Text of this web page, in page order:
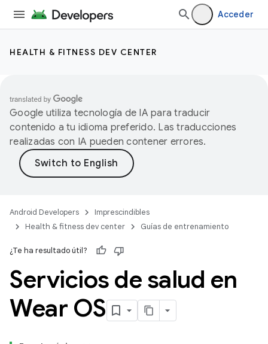
Acceder
HEALTH & FITNESS DEV CENTER
Google utiliza tecnología de IA para traducir
contenido a tu idioma preferido. Las traducciones
realizadas con IA pueden contener errores.
Android Developers
Imprescindibles
Health & fitness dev center
Guías de entrenamiento
¿Te ha resultado útil?
Servicios de salud en
Wear OS